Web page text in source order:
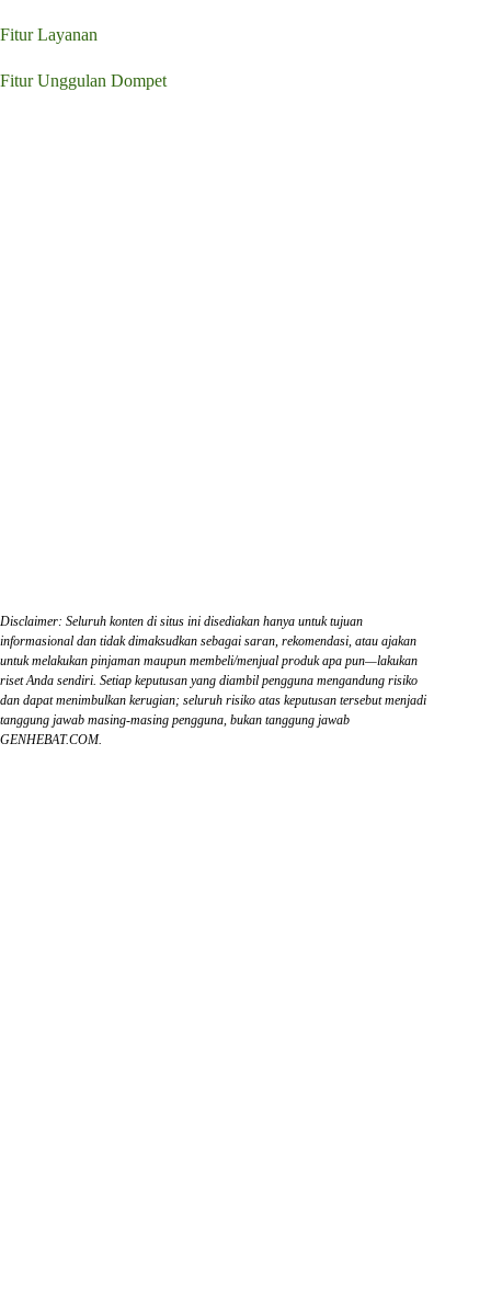
Fitur Layanan
Fitur Unggulan Dompet
Disclaimer: Seluruh konten di situs ini disediakan hanya untuk tujuan
informasional dan tidak dimaksudkan sebagai saran, rekomendasi, atau ajakan
untuk melakukan pinjaman maupun membeli/menjual produk apa pun—lakukan
riset Anda sendiri. Setiap keputusan yang diambil pengguna mengandung risiko
dan dapat menimbulkan kerugian; seluruh risiko atas keputusan tersebut menjadi
tanggung jawab masing-masing pengguna, bukan tanggung jawab
GENHEBAT.COM.